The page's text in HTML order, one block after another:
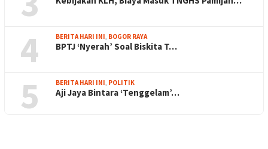
4 BERITA HARI INI, BOGOR RAYA
BPTJ ‘Nyerah’ Soal Biskita T…
5 BERITA HARI INI, POLITIK
Aji Jaya Bintara ‘Tenggelam’…